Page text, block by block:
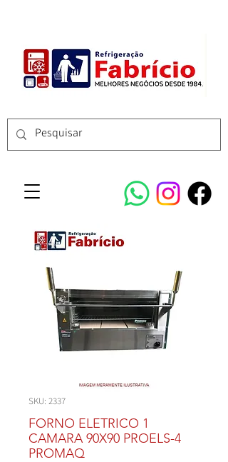
SKU: 2337
FORNO ELETRICO 1
CAMARA 90X90 PROELS-4
PROMAQ